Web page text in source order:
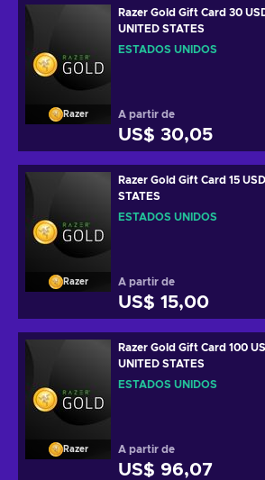
Razer
Razer Gold Gift Card 30
UNITED STATES
ESTADOS UNIDOS
A partir de
US$ 30,05
Razer
Razer Gold Gift Card 15
STATES
ESTADOS UNIDOS
A partir de
US$ 15,00
Razer
Razer Gold Gift Card 100
UNITED STATES
ESTADOS UNIDOS
A partir de
US$ 96,07